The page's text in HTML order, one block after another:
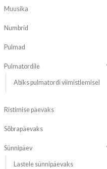
Muusika
Numbrid
Pulmad
Pulmatordile
Abiks pulmatordi viimistlemisel
Ristimise päevaks
Sõbrapäevaks
Sünnipäev
Lastele sünnipäevaks